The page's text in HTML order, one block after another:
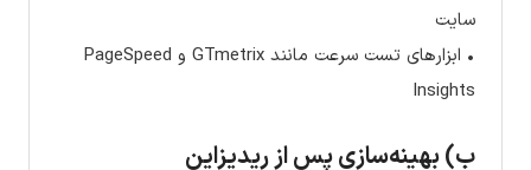
سایت
• ابزارهای تست سرعت مانند GTmetrix و PageSpeed
Insights
ب) بهینه‌سازی پس از ریدیزاین